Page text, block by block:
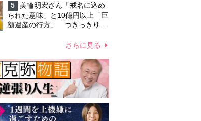
心遣いに「うれしくて号泣しま
した」
5
美輪明宏さん「戒名に込め
られた意味」と10億円以上「巨
額遺産の行方」 つきっきりで
さらに見る